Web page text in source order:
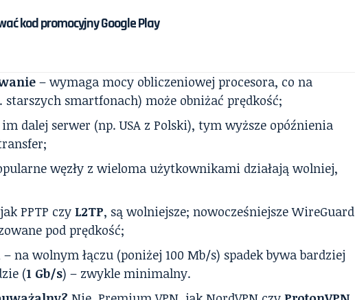
kod promocyjny Google Play
– wymaga mocy obliczeniowej procesora, co na
starszych smartfonach) może obniżać prędkość;
dalej serwer (np. USA z Polski), tym wyższe opóźnienia
węzły z wieloma użytkownikami działają wolniej,
PPTP czyL2TP, są wolniejsze; nowocześniejsze WireGuard
pod prędkość;
– na wolnym łączu (poniżej 100 Mb/s) spadek bywa bardziej
(1 Gb/s) – zwykle minimalny.